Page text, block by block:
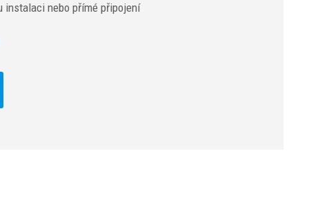
instalaci nebo přímé připojení